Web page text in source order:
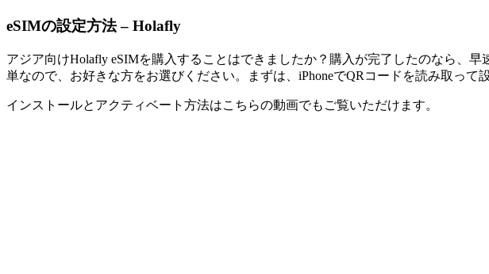
eSIMの設定方法 – Holafly
アジア向けHolafly eSIMを購入することはできましたか？購入が完了したのなら、
単なので、お好きな方をお選びください。まずは、iPhoneでQRコードを読み取って
インストールとアクティベート方法はこちらの動画でもご覧いただけます。